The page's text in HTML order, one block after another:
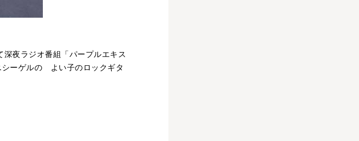
夜ラジオ番組「パープルエキス
シーゲルの よい子のロックギタ